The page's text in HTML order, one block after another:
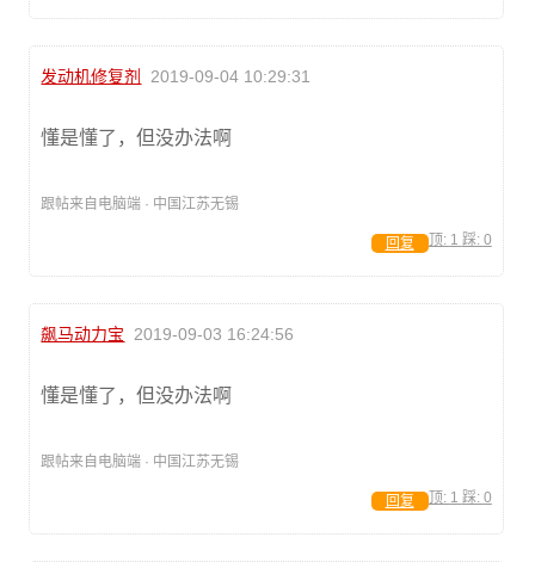
发动机修复剂 2019-09-04 10:29:31
懂是懂了，但没办法啊
跟帖来自电脑端 · 中国江苏无锡
顶: 1 踩: 0
回复
飙马动力宝 2019-09-03 16:24:56
懂是懂了，但没办法啊
跟帖来自电脑端 · 中国江苏无锡
顶: 1 踩: 0
回复